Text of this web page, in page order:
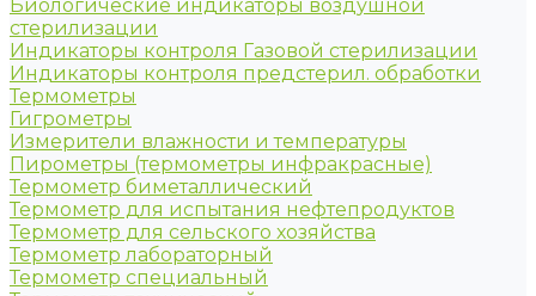
Биологические индикаторы воздушной
стерилизации
Индикаторы контроля Газовой стерилизации
Индикаторы контроля предстерил. обработки
Термометры
Гигрометры
Измерители влажности и температуры
Пирометры (термометры инфракрасные)
Термометр биметаллический
Термометр для испытания нефтепродуктов
Термометр для сельского хозяйства
Термометр лабораторный
Термометр специальный